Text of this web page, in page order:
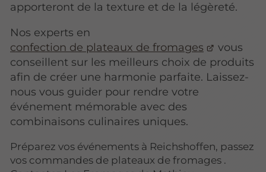
apporteront de la texture et de la légèreté.
Nos experts en
confection de plateaux de fromages
vous
conseillent sur les meilleurs choix de produits
afin de créer une harmonie parfaite. Laissez-
nous vous guider pour rendre votre
événement mémorable avec des
combinaisons culinaires uniques.
Préparez vos événements à Reichshoffen, passez
vos commandes de plateaux de fromages .